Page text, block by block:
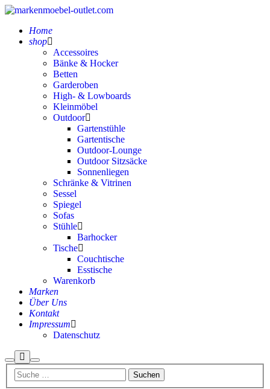
Home
shop
Accessoires
Bänke & Hocker
Betten
Garderoben
High- & Lowboards
Kleinmöbel
Outdoor
Gartenstühle
Gartentische
Outdoor-Lounge
Outdoor Sitzsäcke
Sonnenliegen
Schränke & Vitrinen
Sessel
Spiegel
Sofas
Stühle
Barhocker
Tische
Couchtische
Esstische
Warenkorb
Marken
Über Uns
Kontakt
Impressum
Datenschutz
Suchen
Mehr
InfoHauptmenü